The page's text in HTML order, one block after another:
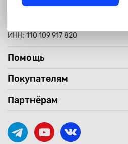
+7 (912) 140-14-42
ИНН: 110 109 917 820
Помощь
Покупателям
Партнёрам